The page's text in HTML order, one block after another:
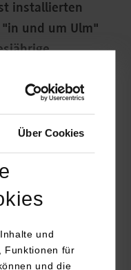
Über Cookies
und
Funktionen für
und die
installierten
und um Ulm"
Dr. Hans
Mechatronik an